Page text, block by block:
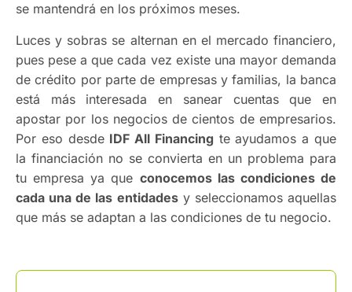
se mantendrá en los próximos meses.
Luces y sobras se alternan en el mercado financiero,
pues pese a que cada vez existe una mayor demanda
de crédito por parte de empresas y familias, la banca
está más interesada en sanear cuentas que en
apostar por los negocios de cientos de empresarios.
Por eso desde IDF All Financing te ayudamos a que
la financiación no se convierta en un problema para
tu empresa ya que conocemos las condiciones de
cada una de las entidadesy seleccionamos aquellas
que más se adaptan a las condiciones de tu negocio.